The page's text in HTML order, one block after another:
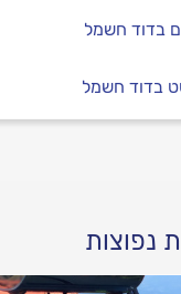
בדוד חשמל
בדוד חשמל
נפוצות